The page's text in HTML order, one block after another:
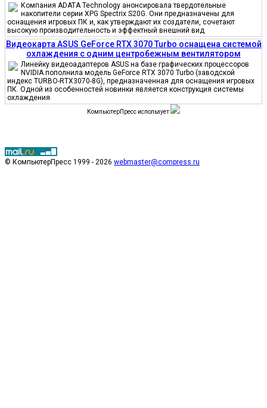
Компания ADATA Technology анонсировала твердотельные
накопители серии XPG Spectrix S20G. Они предназначены для
оснащения игровых ПК и, как утверждают их создатели, сочетают
высокую производительность и эффектный внешний вид
Видеокарта ASUS GeForce RTX 3070 Turbo оснащена системой
охлаждения с одним центробежным вентилятором
Линейку видеоадаптеров ASUS на базе графических процессоров
NVIDIA пополнила модель GeForce RTX 3070 Turbo (заводской
индекс TURBO-RTX3070-8G), предназначенная для оснащения игровых
ПК. Одной из особенностей новинки является конструкция системы
охлаждения
КомпьютерПресс использует
© КомпьютерПресс 1999 - 2026 webmaster@compress.ru